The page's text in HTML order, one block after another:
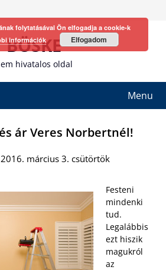
BÖSKE
hivatalos oldal
Menu
ár Veres Norbertnél!
március 3. csütörtök
Festeni
mindenki
tud.
Legalábbis
ezt hiszik
magukról
az
folytatásával Ön elfogadja a cookie-k
információk Elfogadom